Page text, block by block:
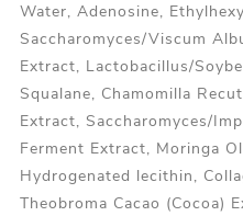
Water, Adenosine,
Saccharomyces/Viscum
Extract, Lactobacillus/
Squalane, Chamomilla
Extract, Saccharomyces/
Ferment Extract, Moringa
Hydrogenated lecithin,
Theobroma Cacao (Cocoa)